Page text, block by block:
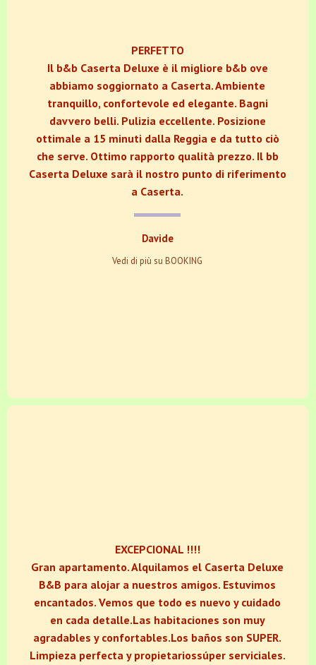
PERFETTO
Il b&b Caserta Deluxe è il migliore b&b ove
abbiamo soggiornato a Caserta. Ambiente
tranquillo, confortevole ed elegante. Bagni
davvero belli. Pulizia eccellente. Posizione
ottimale a 15 minuti dalla Reggia e da tutto ciò
che serve. Ottimo rapporto qualità prezzo. Il bb
Caserta Deluxe sarà il nostro punto di riferimento
a Caserta.
Davide
Vedi di più su BOOKING
EXCEPCIONAL !!!!
Gran apartamento. Alquilamos el Caserta Deluxe
B&B para alojar a nuestros amigos. Estuvimos
encantados. Vemos que todo es nuevo y cuidado
en cada detalle.Las habitaciones son muy
agradables y confortables.Los baños son SUPER.
Limpieza perfecta y propietariossúper serviciales.